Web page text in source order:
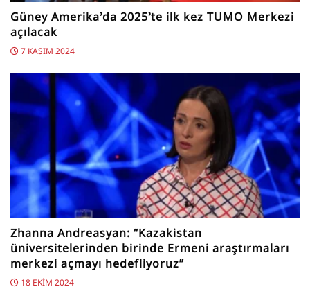
Güney Amerika’da 2025’te ilk kez TUMO Merkezi
açılacak
7 KASIM 2024
Zhanna Andreasyan: “Kazakistan
üniversitelerinden birinde Ermeni araştırmaları
merkezi açmayı hedefliyoruz”
18 EKIM 2024